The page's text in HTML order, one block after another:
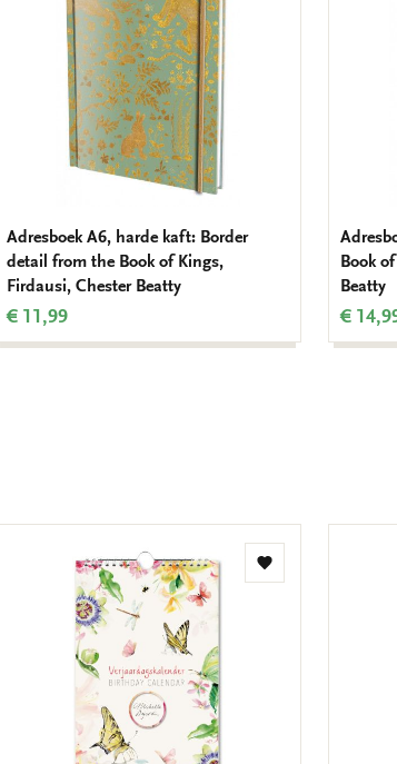
Adresboek A6, harde kaft: Border
detail from the Book of Kings,
Firdausi, Chester Beatty
€ 11,99
Book
Beatty
€
Toevoegen